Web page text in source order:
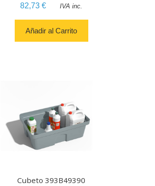
82,73 € IVA inc.
Añadir al Carrito
Cubeto 393B49390